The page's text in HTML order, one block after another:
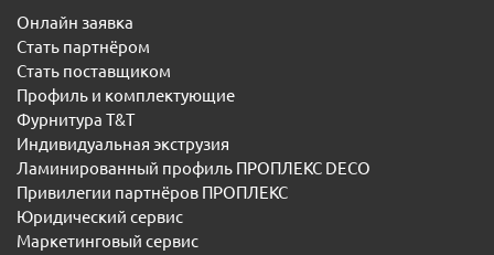
Онлайн заявка
Стать партнёром
Стать поставщиком
Профиль и комплектующие
Фурнитура T&T
Индивидуальная экструзия
Ламинированный профиль ПРОПЛЕКС DECO
Привилегии партнёров ПРОПЛЕКС
Юридический сервис
Маркетинговый сервис